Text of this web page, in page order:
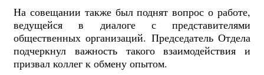
На совещании также был поднят вопрос о работе,
ведущейся в диалоге с представителями
общественных организаций. Председатель Отдела
подчеркнул важность такого взаимодействия и
призвал коллег к обмену опытом.